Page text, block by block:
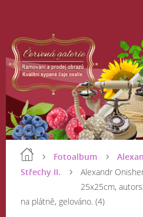
Fotoalbum
Střechy II.
Alexandr
25x25cm,
na plátně, gelováno. (4)